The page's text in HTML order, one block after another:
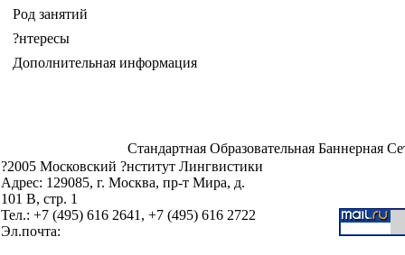
Род занятий
?нтересы
Дополнительная информация
Стандартная Образовательная Баннерная
?2005 Московский ?нститут Лингвистики
Адрес: 129085, г. Москва, пр-т Мира, д.
101 В, стр. 1
Тел.: +7 (495) 616 2641, +7 (495) 616 2722
Эл.почта: